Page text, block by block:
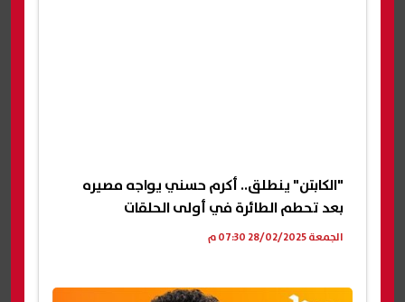
"الكابتن" ينطلق.. أكرم حسني يواجه مصيره
بعد تحطم الطائرة في أولى الحلقات
الجمعة 28/02/2025 07:30 م